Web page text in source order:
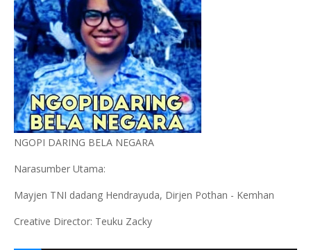
NGOPI DARING BELA NEGARA
Narasumber Utama:
Mayjen TNI dadang Hendrayuda, Dirjen Pothan - Kemhan
Creative Director: Teuku Zacky